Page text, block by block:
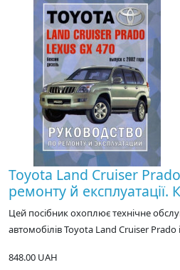
Toyota Land Cruiser
ремонту й експлуатації.
Цей посібник охоплює технічне
автомобілів Toyota Land Cruiser Prado
848.00 UAH